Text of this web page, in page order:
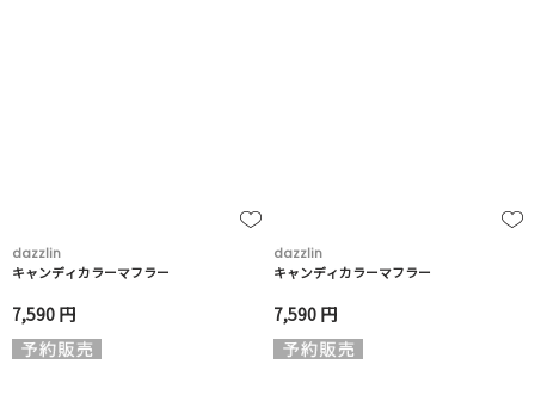
dazzlin
キャンディカラーマフラー
7,590 円
dazzlin
キャンディカラーマフラー
7,590 円